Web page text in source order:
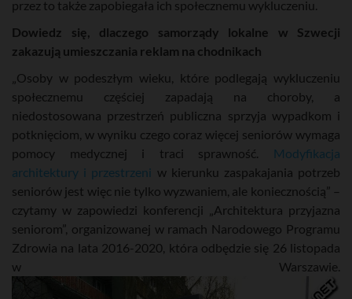
przez to także zapobiegała ich społecznemu wykluczeniu.
Dowiedz się, dlaczego samorządy lokalne w Szwecji
zakazują umieszczania reklam na chodnikach
„Osoby w podeszłym wieku, które podlegają wykluczeniu
społecznemu częściej zapadają na choroby, a
niedostosowana przestrzeń publiczna sprzyja wypadkom i
potknięciom, w wyniku czego coraz więcej seniorów wymaga
pomocy medycznej i traci sprawność.
Modyfikacja
architektury i przestrzeni w kierunku zaspakajania potrzeb
seniorów jest więc nie tylko wyzwaniem, ale koniecznością” –
czytamy w zapowiedzi konferencji „Architektura przyjazna
seniorom”, organizowanej w ramach Narodowego Programu
Zdrowia na lata 2016-2020, która odbędzie się 26 listopada
w Warszawie.